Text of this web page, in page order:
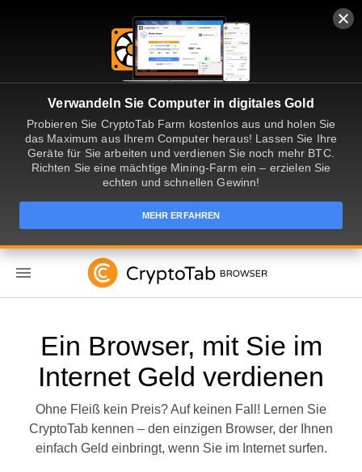
Verwandeln Sie Computer in digitales Gold
Probieren Sie CryptoTab Farm kostenlos aus und holen Sie
das Maximum aus Ihrem Computer heraus! Lassen Sie Ihre
Geräte für Sie arbeiten und verdienen Sie noch mehr BTC.
Richten Sie eine mächtige Mining-Farm ein – erzielen Sie
echten und schnellen Gewinn!
MEHR ERFAHREN
Ein Browser, mit Sie im
Internet Geld verdienen
Ohne Fleiß kein Preis? Auf keinen Fall! Lernen Sie
CryptoTab kennen – den einzigen Browser, der Ihnen
einfach Geld einbringt, wenn Sie im Internet surfen.